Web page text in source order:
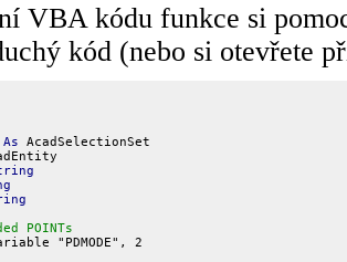
VBA kódu funkce si
kód (nebo si otevřete
As
POINTs
"PDMODE", 2